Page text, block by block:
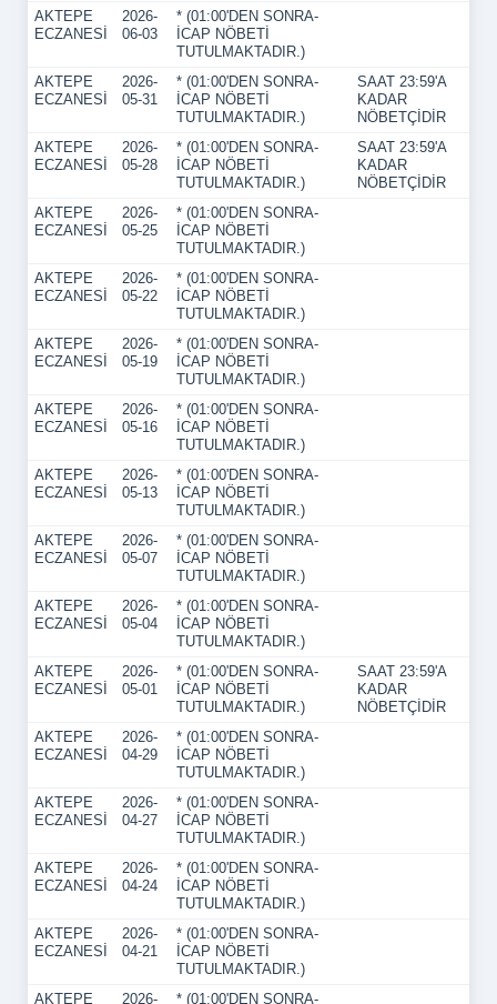
AKTEPE
ECZANESİ
2026-
06-03
* (01:00'DEN SONRA-
İCAP NÖBETİ
TUTULMAKTADIR.)
AKTEPE
ECZANESİ
2026-
05-31
* (01:00'DEN SONRA-
İCAP NÖBETİ
TUTULMAKTADIR.)
SAAT 23:59'A
KADAR
NÖBETÇİDİR
AKTEPE
ECZANESİ
2026-
05-28
* (01:00'DEN SONRA-
İCAP NÖBETİ
TUTULMAKTADIR.)
SAAT 23:59'A
KADAR
NÖBETÇİDİR
AKTEPE
ECZANESİ
2026-
05-25
* (01:00'DEN SONRA-
İCAP NÖBETİ
TUTULMAKTADIR.)
AKTEPE
ECZANESİ
2026-
05-22
* (01:00'DEN SONRA-
İCAP NÖBETİ
TUTULMAKTADIR.)
AKTEPE
ECZANESİ
2026-
05-19
* (01:00'DEN SONRA-
İCAP NÖBETİ
TUTULMAKTADIR.)
AKTEPE
ECZANESİ
2026-
05-16
* (01:00'DEN SONRA-
İCAP NÖBETİ
TUTULMAKTADIR.)
AKTEPE
ECZANESİ
2026-
05-13
* (01:00'DEN SONRA-
İCAP NÖBETİ
TUTULMAKTADIR.)
AKTEPE
ECZANESİ
2026-
05-07
* (01:00'DEN SONRA-
İCAP NÖBETİ
TUTULMAKTADIR.)
AKTEPE
ECZANESİ
2026-
05-04
* (01:00'DEN SONRA-
İCAP NÖBETİ
TUTULMAKTADIR.)
AKTEPE
ECZANESİ
2026-
05-01
* (01:00'DEN SONRA-
İCAP NÖBETİ
TUTULMAKTADIR.)
SAAT 23:59'A
KADAR
NÖBETÇİDİR
AKTEPE
ECZANESİ
2026-
04-29
* (01:00'DEN SONRA-
İCAP NÖBETİ
TUTULMAKTADIR.)
AKTEPE
ECZANESİ
2026-
04-27
* (01:00'DEN SONRA-
İCAP NÖBETİ
TUTULMAKTADIR.)
AKTEPE
ECZANESİ
2026-
04-24
* (01:00'DEN SONRA-
İCAP NÖBETİ
TUTULMAKTADIR.)
AKTEPE
ECZANESİ
2026-
04-21
* (01:00'DEN SONRA-
İCAP NÖBETİ
TUTULMAKTADIR.)
AKTEPE
2026- * (01:00'DEN SONRA-